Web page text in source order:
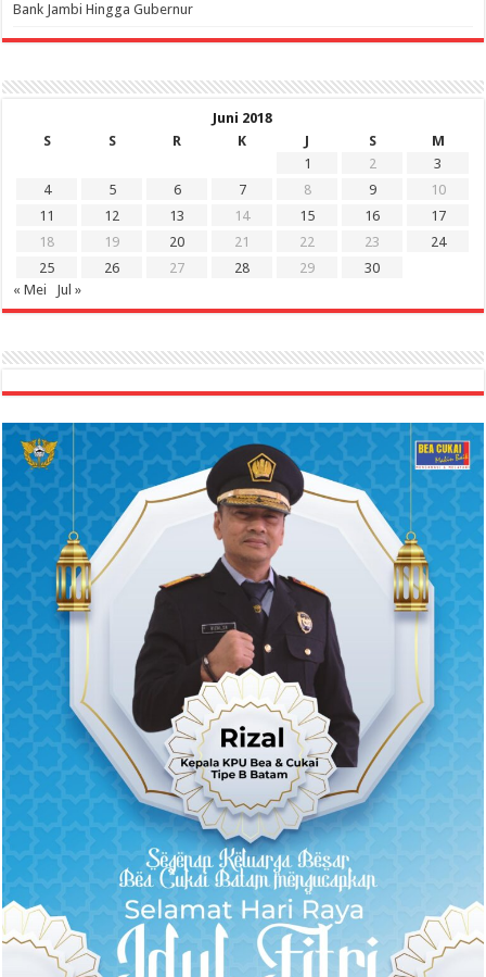
Bank Jambi Hingga Gubernur ‎
Juni 2018
S
S R K J S
M
1
2
3
4
5 6 7 8 9
10
11
12 13 14 15 16
17
18
19 20 21 22 23
24
25
26 27 28 29
30
« Mei
Jul »